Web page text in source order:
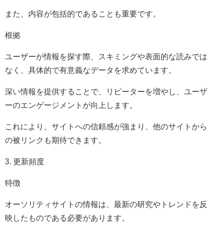
また、内容が包括的であることも重要です。
根拠
ユーザーが情報を探す際、スキミングや表面的な読みでは
なく、具体的で有意義なデータを求めています。
深い情報を提供することで、リピーターを増やし、ユーザ
ーのエンゲージメントが向上します。
これにより、サイトへの信頼感が強まり、他のサイトから
の被リンクも期待できます。
3. 更新頻度
特徴
オーソリティサイトの情報は、最新の研究やトレンドを反
映したものである必要があります。